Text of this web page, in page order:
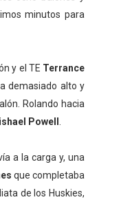
minutos para
y el TE Terrance
demasiado alto y
Rolando hacia
Powell
a la carga y, una
que completaba
de los Huskies,